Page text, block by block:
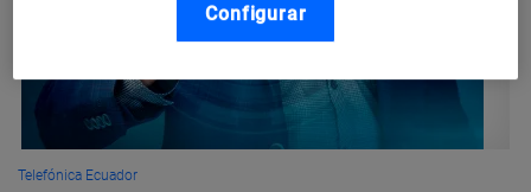
Telefónica Ecuador
Configurar